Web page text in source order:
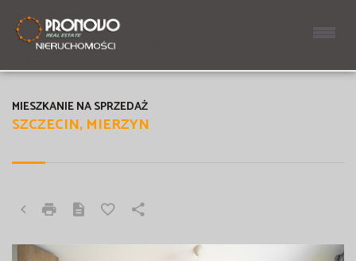
SZCZECIN, MIERZYN
MIESZKANIE NA SPRZEDAŻ